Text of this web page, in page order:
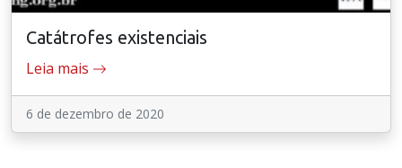
Catátrofes existenciais
Leia mais
6 de dezembro de 2020